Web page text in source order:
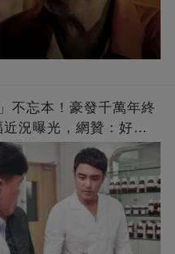
不忘本！豪發千萬年終
況曝光，網贊：好老